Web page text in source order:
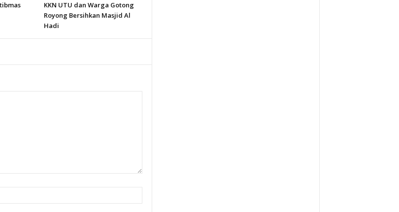
KKN UTU dan Warga Gotong
Royong Bersihkan Masjid Al
Hadi